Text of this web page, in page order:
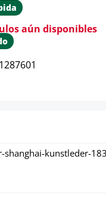
aún disponibles
sobre el producto